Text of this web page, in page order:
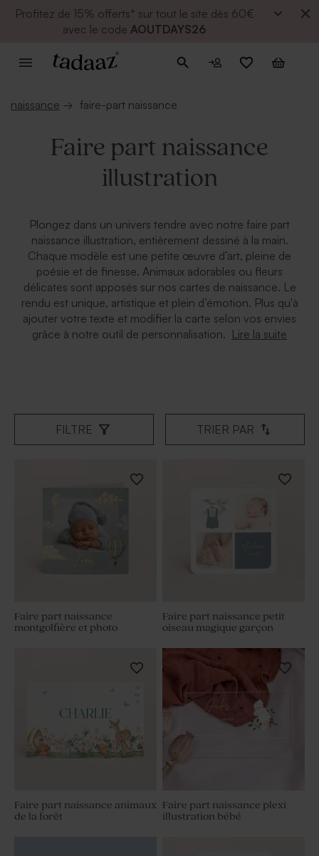
Profitez de 15% offerts* sur tout le site dès 60€
avec le code AOUTDAYS26
naissance → faire-part naissance
Faire part naissance
illustration
Plongez dans un univers tendre avec notre faire part
naissance illustration, entièrement dessiné à la main.
Chaque modèle est une petite œuvre d’art, pleine de
poésie et de finesse. Animaux adorables ou fleurs
délicates sont apposés sur nos cartes de naissance. Le
rendu est unique, artistique et plein d’émotion. Plus qu'à
ajouter votre texte et modifier la carte selon vos envies
grâce à notre outil de personnalisation. Lire la suite
FILTRE TRIER PAR
Faire part naissance
montgolfière et photo
Faire part naissance petit
oiseau magique garçon
Faire part naissance animaux
de la forêt
Faire part naissance plexi
illustration bébé